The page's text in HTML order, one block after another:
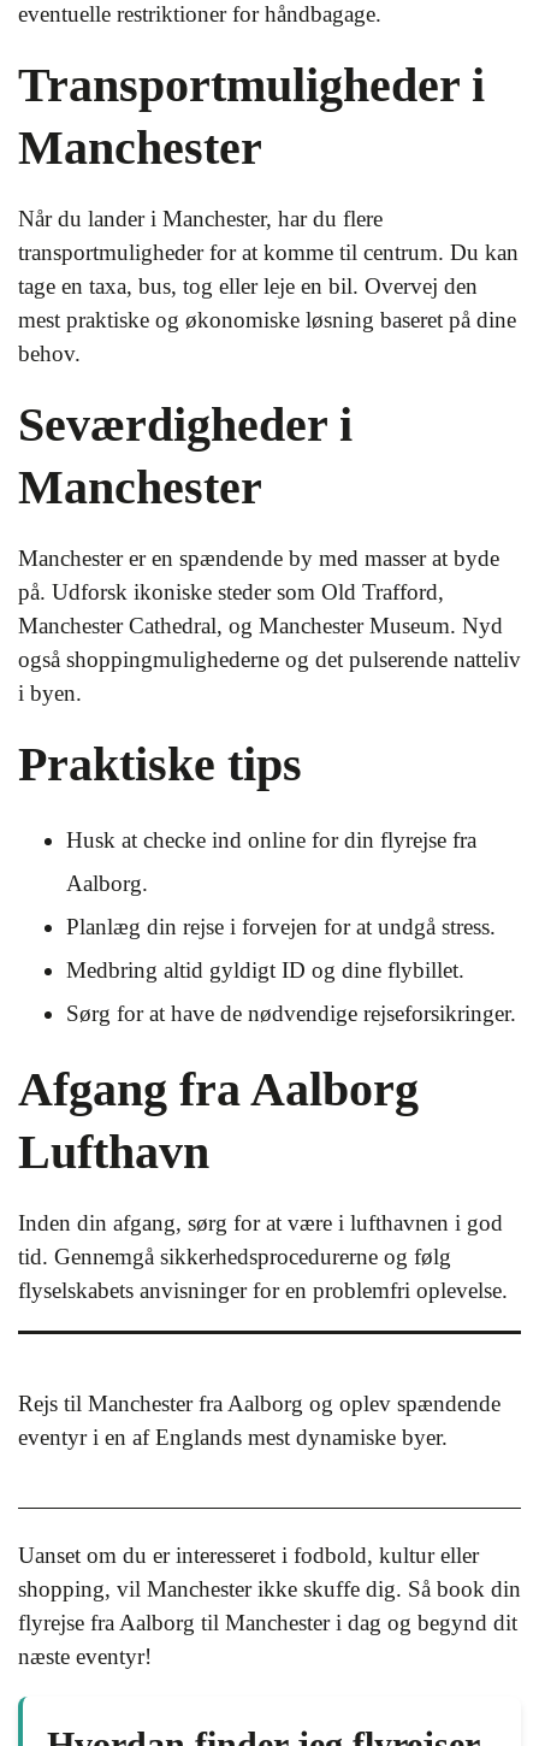
eventuelle restriktioner for håndbagage.
Transportmuligheder i
Manchester
Når du lander i Manchester, har du flere
transportmuligheder for at komme til centrum. Du kan
tage en taxa, bus, tog eller leje en bil. Overvej den
mest praktiske og økonomiske løsning baseret på dine
behov.
Seværdigheder i
Manchester
Manchester er en spændende by med masser at byde
på. Udforsk ikoniske steder som Old Trafford,
Manchester Cathedral, og Manchester Museum. Nyd
også shoppingmulighederne og det pulserende natteliv
i byen.
Praktiske tips
Husk at checke ind online for din flyrejse fra
Aalborg.
Planlæg din rejse i forvejen for at undgå stress.
Medbring altid gyldigt ID og dine flybillet.
Sørg for at have de nødvendige rejseforsikringer.
Afgang fra Aalborg
Lufthavn
Inden din afgang, sørg for at være i lufthavnen i god
tid. Gennemgå sikkerhedsprocedurerne og følg
flyselskabets anvisninger for en problemfri oplevelse.
Rejs til Manchester fra Aalborg og oplev spændende
eventyr i en af Englands mest dynamiske byer.
Uanset om du er interesseret i fodbold, kultur eller
shopping, vil Manchester ikke skuffe dig. Så book din
flyrejse fra Aalborg til Manchester i dag og begynd dit
næste eventyr!